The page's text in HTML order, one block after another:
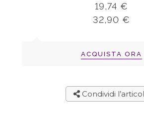
19,74 €
32,90 €
ACQUISTA ORA
Condividi